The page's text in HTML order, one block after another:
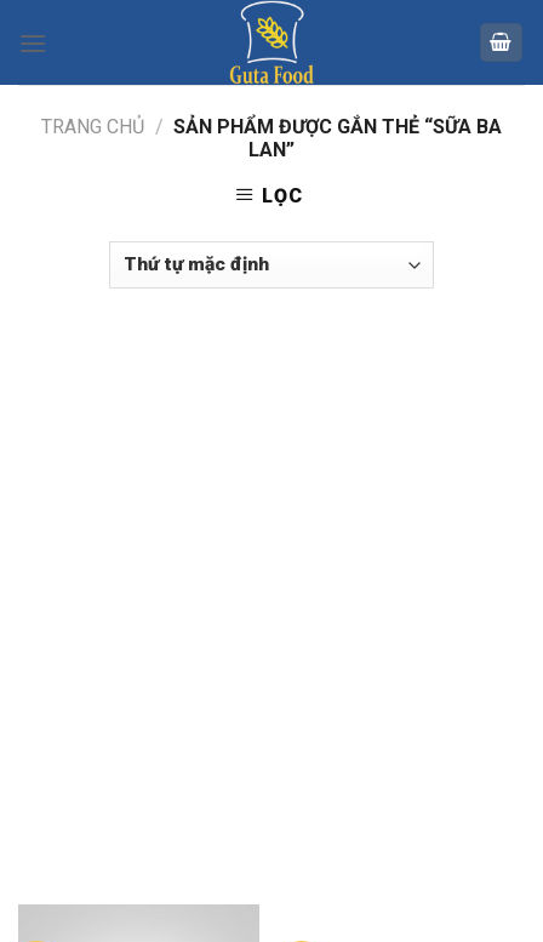
TRANG CHỦ / SẢN PHẨM ĐƯỢC GẮN THẺ “SỮA BA
LAN”
LỌC